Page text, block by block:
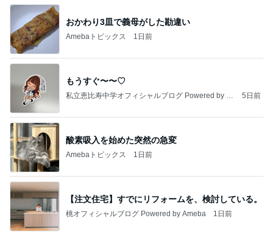
おかわり3皿で義母がした勘違い
Amebaトピックス 1日前
もうすぐ〜〜♡
私立恵比寿中学オフィシャルブログ Powered by A
5日前
酸素吸入を始めた突然の急変
Amebaトピックス 1日前
【注文住宅】すでにリフォームを、検討している。
桃オフィシャルブログ Powered by Ameba 1日前